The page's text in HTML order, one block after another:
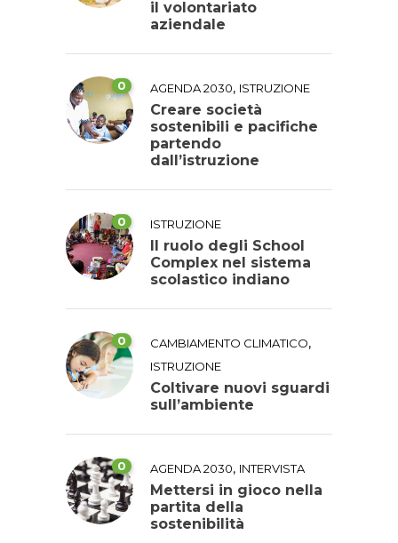
il volontariato
aziendale
0 AGENDA 2030, ISTRUZIONE
Creare società
sostenibili e pacifiche
partendo
dall’istruzione
0 ISTRUZIONE
Il ruolo degli School
Complex nel sistema
scolastico indiano
0 CAMBIAMENTO CLIMATICO,
ISTRUZIONE
Coltivare nuovi sguardi
sull’ambiente
0 AGENDA 2030, INTERVISTA
Mettersi in gioco nella
partita della
sostenibilità